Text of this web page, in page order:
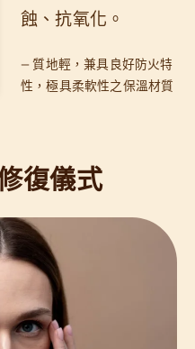
蝕、抗氧化。
— 質地輕，兼具良好防火特
性，極具柔軟性之保溫材質
復儀式